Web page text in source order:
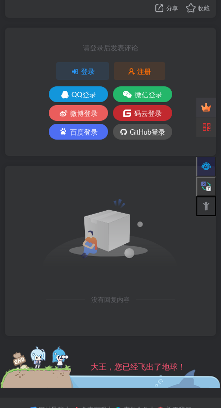
分享 收藏
请登录后发表评论
登录 注册
QQ登录
微信登录
微博登录
码云登录
百度登录
GitHub登录
没有回复内容
大王，您已经飞出了地球！